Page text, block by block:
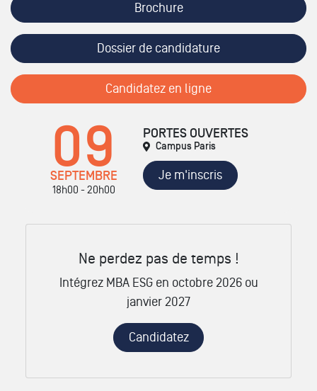
Brochure
Dossier de candidature
Candidatez en ligne
09
SEPTEMBRE
18h00 - 20h00
PORTES OUVERTES
Campus Paris
Je m'inscris
Ne perdez pas de temps !
Intégrez MBA ESG en octobre 2026 ou
janvier 2027
Candidatez